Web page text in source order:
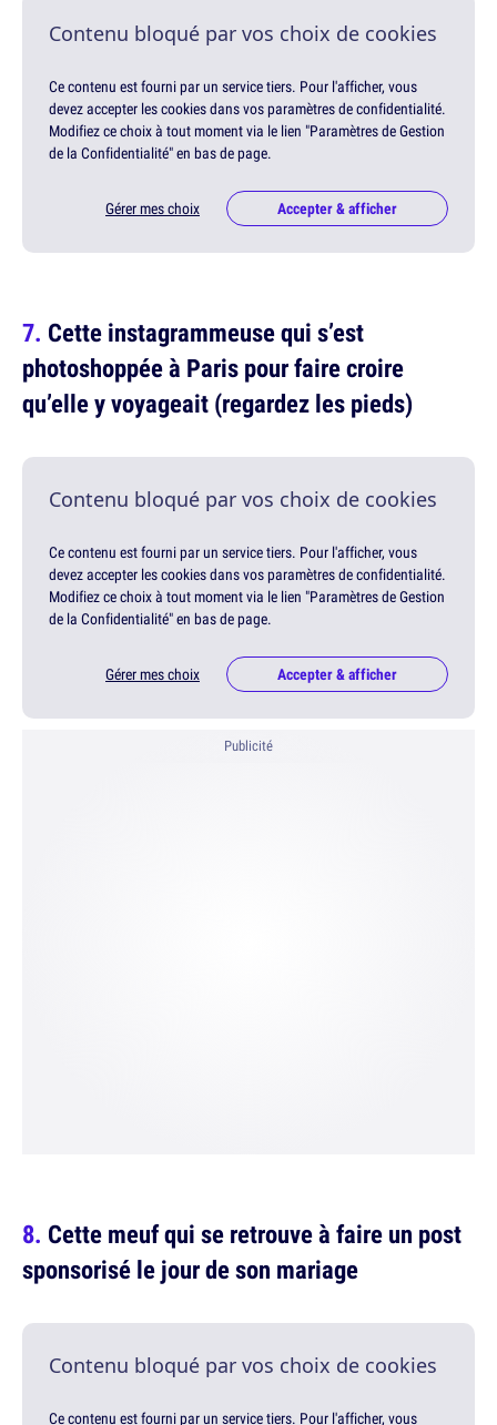
Contenu bloqué par vos choix de cookies
Ce contenu est fourni par un service tiers. Pour l'afficher, vous
devez accepter les cookies dans vos paramètres de confidentialité.
Modifiez ce choix à tout moment via le lien "Paramètres de Gestion
de la Confidentialité" en bas de page.
Gérer mes choix Accepter & afficher
Cette instagrammeuse qui s’est
photoshoppée à Paris pour faire croire
qu’elle y voyageait (regardez les pieds)
Contenu bloqué par vos choix de cookies
Ce contenu est fourni par un service tiers. Pour l'afficher, vous
devez accepter les cookies dans vos paramètres de confidentialité.
Modifiez ce choix à tout moment via le lien "Paramètres de Gestion
de la Confidentialité" en bas de page.
Gérer mes choix Accepter & afficher
Publicité
Cette meuf qui se retrouve à faire un post
sponsorisé le jour de son mariage
Contenu bloqué par vos choix de cookies
Ce contenu est fourni par un service tiers. Pour l'afficher, vous